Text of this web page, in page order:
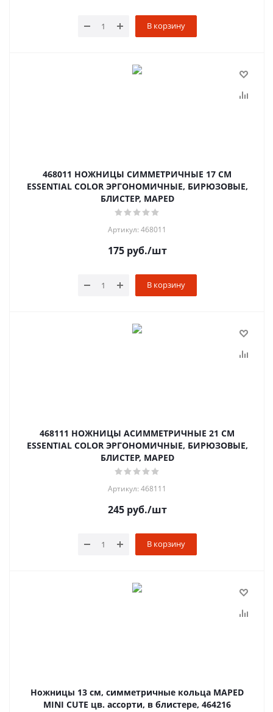
В корзину
468011 НОЖНИЦЫ СИММЕТРИЧНЫЕ 17 СМ
ESSENTIAL COLOR ЭРГОНОМИЧНЫЕ, БИРЮЗОВЫЕ,
БЛИСТЕР, MAPED
Артикул: 468011
175руб./шт
В корзину
468111 НОЖНИЦЫ АСИММЕТРИЧНЫЕ 21 СМ
ESSENTIAL COLOR ЭРГОНОМИЧНЫЕ, БИРЮЗОВЫЕ,
БЛИСТЕР, MAPED
Артикул: 468111
245руб./шт
В корзину
Ножницы 13 см, симметричные кольца MAPED
MINI CUTE цв. ассорти, в блистере, 464216